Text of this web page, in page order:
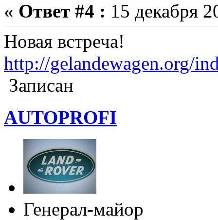
« Ответ #4 : 15 декабря
Новая встреча!
http://gelandewagen.org/
Записан
AUTOPROFI
Генерал-майор